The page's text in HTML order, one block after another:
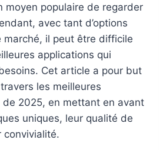
moyen populaire de regarder
avec tant d’options
marché, il peut être difficile
applications qui
Cet article a pour but
les meilleures
de 2025, en mettant en avant
uniques, leur qualité de
convivialité.